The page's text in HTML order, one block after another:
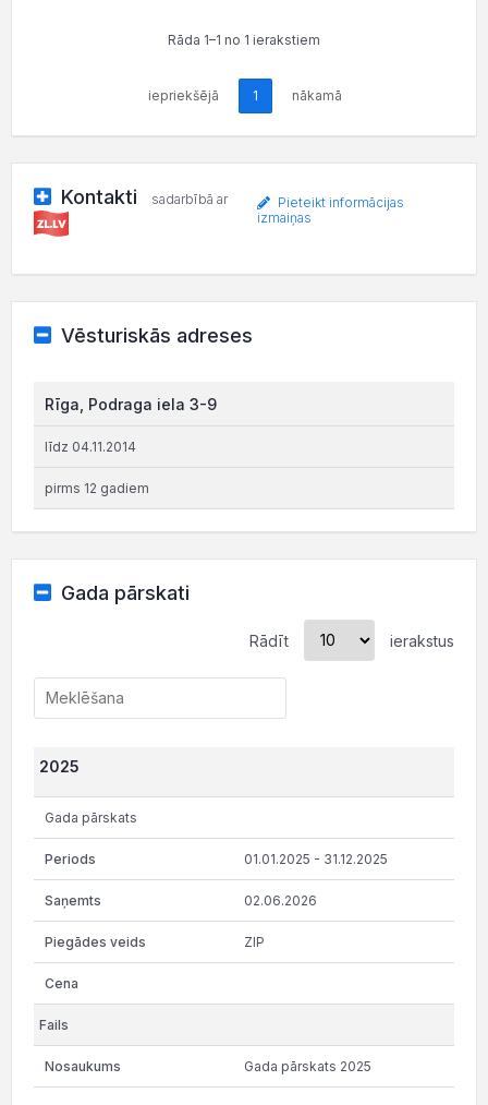
Rāda 1–1 no 1 ierakstiem
iepriekšējā 1 nākamā
Kontakti sadarbībā ar
Pieteikt informācijas
izmaiņas
Vēsturiskās adreses
Rīga, Podraga iela 3-9
līdz 04.11.2014
pirms 12 gadiem
Gada pārskati
Rādīt ierakstus
2025
Gada pārskats
01.01.2025 - 31.12.2025
02.06.2026
ZIP
Gada pārskats 2025